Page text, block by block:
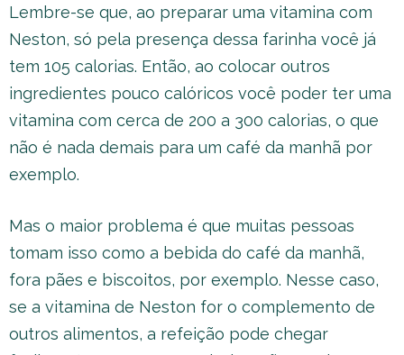
Lembre-se que, ao preparar uma vitamina com
Neston, só pela presença dessa farinha você já
tem 105 calorias. Então, ao colocar outros
ingredientes pouco calóricos você poder ter uma
vitamina com cerca de 200 a 300 calorias, o que
não é nada demais para um café da manhã por
exemplo.
Mas o maior problema é que muitas pessoas
tomam isso como a bebida do café da manhã,
fora pães e biscoitos, por exemplo. Nesse caso,
se a vitamina de Neston for o complemento de
outros alimentos, a refeição pode chegar